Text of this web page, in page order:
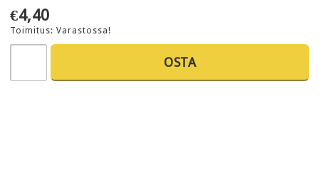
€4,40
Toimitus: Varastossa!
OSTA